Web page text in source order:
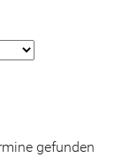
gefunden